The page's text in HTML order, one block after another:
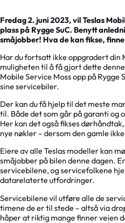
Fredag 2. juni 2023, vil Teslas
plass på Rygge SuC. Benytt
småjobber! Hva de kan fikse,
Har du fortsatt ikke oppgradert din
muligheten til å få gjort dette
Mobile Service Moss opp på Rygge
sine servicebiler.
Der kan du få hjelp til det meste
til. Både det som går på garanti
Her kan det også fikses
nye nøkler – dersom den gamle
Eiere av alle Teslas modeller kan
småjobber på bilen denne dagen.
servicebilene, og servicefolkene
datarelaterte utfordringer.
Servicebilene vil utføre alle de
timene de er til stede – altså via
håper at riktig mange finner veien